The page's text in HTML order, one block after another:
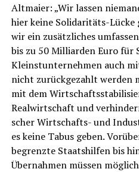
Alt­mai­er: „Wir las­sen
hier kei­ne Soli­da­ri­täts-Lücke
wir ein zusätz­li­ches
bis zu 50 Mil­li­ar­den Euro für
Kleinst­un­ter­neh­men auch
nicht zurück­ge­zahlt wer­den
mit dem
Real­wirt­schaft und
scher Wirt­schafts- und
es kei­ne Tabus geben.
begrenz­te Staats­hil­fen bis
Über­nah­men müs­sen